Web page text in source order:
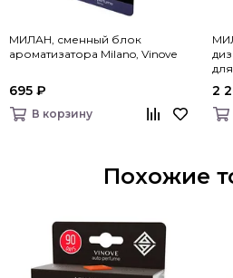
МИЛАН, сменный блок
ароматизатора Milano, Vinove
695 ₽
В корзину
2
Похожие